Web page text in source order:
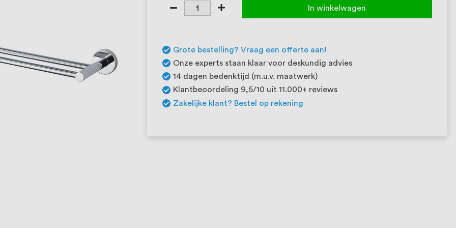
In winkelwagen
Grote bestelling? Vraag een offerte aan!
Onze experts staan klaar voor deskundig advies
14 dagen bedenktijd (m.u.v. maatwerk)
Klantbeoordeling 9,5/10 uit 11.000+ reviews
Zakelijke klant? Bestel op rekening